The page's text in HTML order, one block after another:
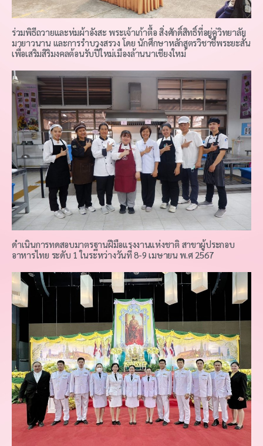
ร่วมพิธีถวายและห่มผ้าอังสะ พระเจ้าเก้าตื้อ สิ่งศักดิ์สิทธิ์ที่อยู่คู่วิทยาลัย
มายาวนาน และการรำบวงสรวง โดย นักศึกษาหลักสูตรวิชาชีพระยะสั้น
เพื่อเสริมสิริมงคลต้อนรับปี๋ใหม่เมืองล้านนาเชียงใหม่
ดำเนินการทดสอบมาตรฐานฝีมือแรงงานแห่งชาติ สาขาผู้ประกอบ
อาหารไทย ระดับ 1 ในระหว่างวันที่ 8-9 เมษายน พ.ศ 2567